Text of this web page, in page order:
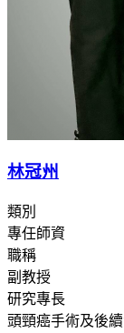
林冠州
類別
專任師資
職稱
副教授
研究專長
頭頸癌手術及後